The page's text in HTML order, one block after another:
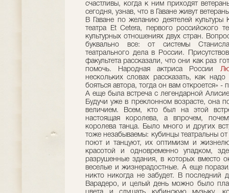
счастливы, когда к ним приходят
сегодня, узнав, что в Гаване живут
В Гаване по желанию деятелей культуры
театра Et Cetera, первого российского
культурных отношениях двух стран.
буквально все: от системы
театрального дела в России.
факультета рассказали, что они как раз
помочь. Народная актриса России
нескольких словах рассказать, как
бояться автора, тогда он вам откроется» -
А еще была встреча с легендарной
Будучи уже в преклонном возрасте, она
величием. Всем, кто был на этой
настоящая королева, а впрочем,
королева танца. Было много и других
тоже незабываемы: кубинцы театральны
поют и танцуют, их оптимизм и
красотой и одновременно упадком,
разрушенные здания, в которых
веселые и жизнерадостные. А еще
никто никогда не забудет. В последний
Варадеро, и целый день можно было